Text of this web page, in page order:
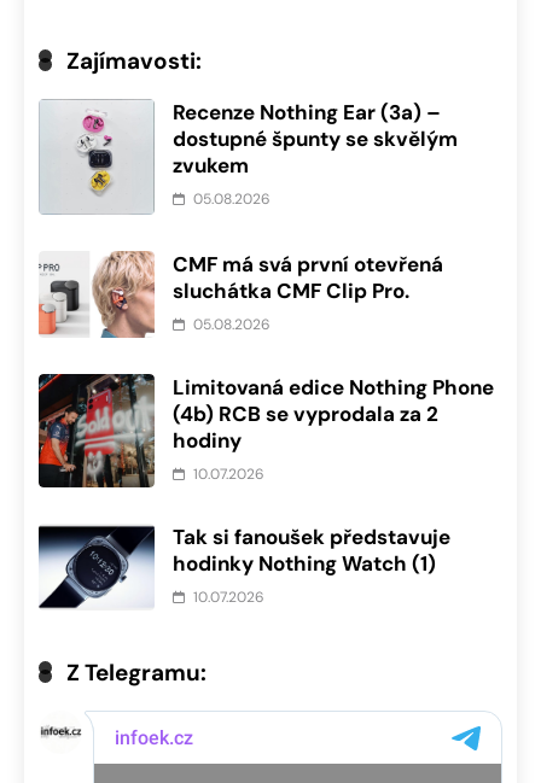
Zajímavosti:
Recenze Nothing Ear (3a) –
dostupné špunty se skvělým
zvukem
05.08.2026
CMF má svá první otevřená
sluchátka CMF Clip Pro.
05.08.2026
Limitovaná edice Nothing Phone
(4b) RCB se vyprodala za 2
hodiny
10.07.2026
Tak si fanoušek představuje
hodinky Nothing Watch (1)
10.07.2026
Z Telegramu: